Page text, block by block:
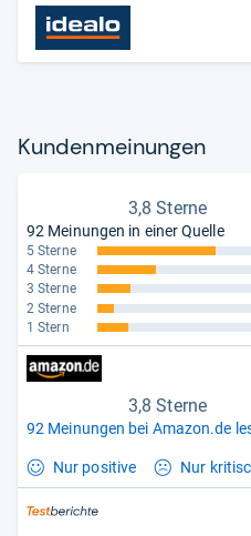
Kun­den­mei­nun­gen
3,8 Sterne
92 Meinungen in einer Quelle
5 Sterne
4 Sterne
3 Sterne
2 Sterne
1 Stern
3,8 Sterne
92 Meinungen bei Amazon.de
Nur positive Nur